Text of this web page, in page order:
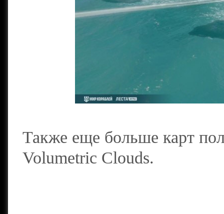
Также еще больше карт
Volumetric Clouds.